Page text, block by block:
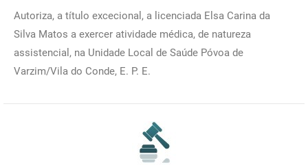
Autoriza, a título excecional, a licenciada Elsa Carina da
Silva Matos a exercer atividade médica, de natureza
assistencial, na Unidade Local de Saúde Póvoa de
Varzim/Vila do Conde, E. P. E.